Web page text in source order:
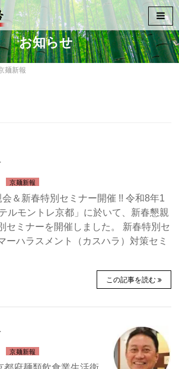
お知らせ
麺新報
京麺新報
＆新春特別セミナー開催 !! 令和8年1
ルモントレ京都」に於いて、新春懇親
セミナーを開催しました。 新春特別セ
ーハラスメント（カスハラ）対策セミ
この記事を読む
京麺新報